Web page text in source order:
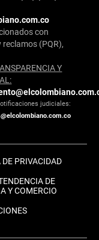
con
reclamos (PQR),
Y
judiciales:
PRIVACIDAD
DE
Y COMERCIO